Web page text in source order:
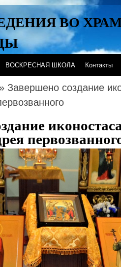
ВО
ВОСКРЕСНАЯ ШКОЛА Контакты
» Завершено создание